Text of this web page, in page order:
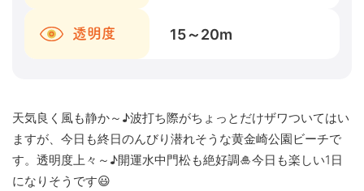
透明度 15～20m
天気良く風も静か～♪波打ち際がちょっとだけザワついてはい
ますが、今日も終日のんびり潜れそうな黄金崎公園ビーチで
す。透明度上々～♪開運水中門松も絶好調🎍今日も楽しい1日
になりそうです😃